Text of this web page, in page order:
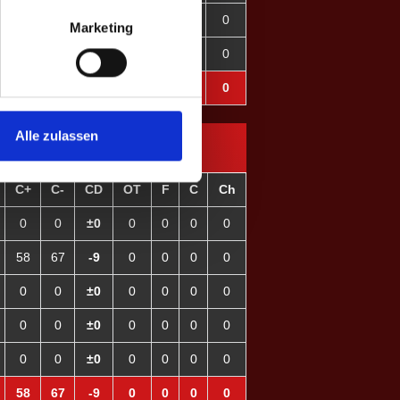
Marketing
Alle zulassen
±0 0
±0 0 0
0
C+ C- CD OT F C Ch
0 0 ±0 0 0 0 0
58 67 -9 0 0 0 0
0 0 ±0 0 0 0 0
0 0 ±0 0 0 0 0
0 0 ±0 0 0 0 0
58 67 -9 0 0 0 0